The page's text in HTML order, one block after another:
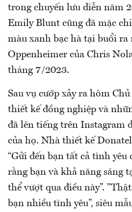
trong chuyến lưu diễn năm
Emily Blunt cũng đã mặc
màu xanh bạc hà tại buổi
Oppenheimer của Chris
tháng 7/2023.
Sau vụ cướp xảy ra hôm
thiết kế đồng nghiệp và
đã lên tiếng trên Instagram
của họ. Nhà thiết kế
“Gửi đến bạn tất cả tình yêu
rằng bạn và khả năng sáng
thể vượt qua điều này”.
bạn nhiều tình yêu”, siêu